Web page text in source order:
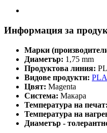
Информация за
Марки
Диаметър: 1,75 mm
Продуктова линия:
Видове продукти:
Цвят: Magenta
Система: Макара
Температура на печат:
Температура на
Диаметър -